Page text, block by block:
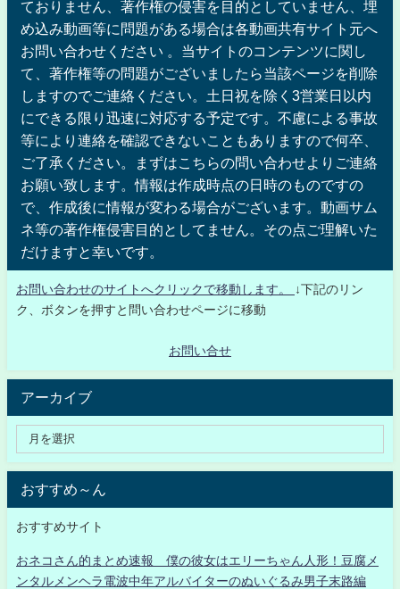
ておりません、著作権の侵害を目的としていません、埋
め込み動画等に問題がある場合は各動画共有サイト元へ
お問い合わせください 。当サイトのコンテンツに関し
て、著作権等の問題がございましたら当該ページを削除
しますのでご連絡ください。土日祝を除く3営業日以内
にできる限り迅速に対応する予定です。不慮による事故
等により連絡を確認できないこともありますので何卒、
ご了承ください。まずはこちらの問い合わせよりご連絡
お願い致します。情報は作成時点の日時のものですの
で、作成後に情報が変わる場合がございます。動画サム
ネ等の著作権侵害目的としてません。その点ご理解いた
だけますと幸いです。
お問い合わせのサイトへクリックで移動します。
↓下記のリン
ク、ボタンを押すと問い合わせページに移動
お問い合せ
アーカイブ
おすすめ～ん
おすすめサイト
おネコさん的まとめ速報 僕の彼女はエリーちゃん人形！豆腐メ
ンタルメンヘラ電波中年アルバイターのぬいぐるみ男子末路編